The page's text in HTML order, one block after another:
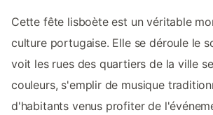
Cette fête lisboète est un véritable
culture portugaise. Elle se déroule le
voit les rues des quartiers de la ville
couleurs, s'emplir de musique
d'habitants venus profiter de